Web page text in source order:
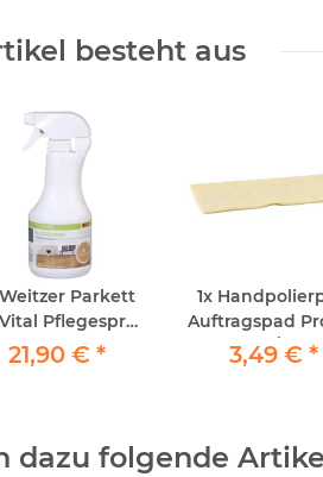
besteht aus
Weitzer Parkett
Pflegespray
500ml
21,90 € *
1x
Auftragspad Pro
x 25cm /
echte
3,49 € *
dazu folgende